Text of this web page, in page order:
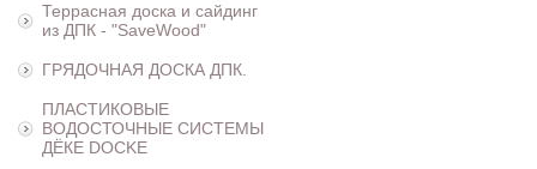
Террасная доска и сайдинг
из ДПК - "SaveWood"
ГРЯДОЧНАЯ ДОСКА ДПК.
ПЛАСТИКОВЫЕ
ВОДОСТОЧНЫЕ СИСТЕМЫ
ДЁКЕ DOCKE